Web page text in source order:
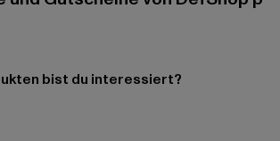
bist du interessiert?